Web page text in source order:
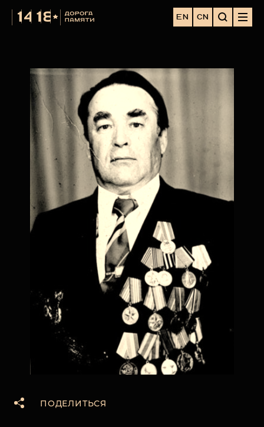
EN CN
ПОДЕЛИТЬСЯ